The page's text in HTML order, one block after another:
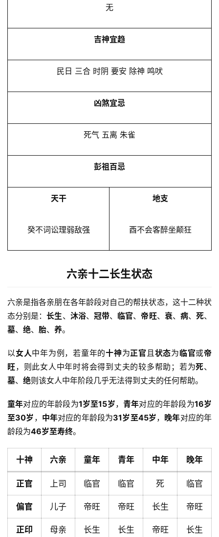
首
无
吉神宜趋
民日 三合 时阴 要安 除神 鸣吠
凶煞宜忌
死气 五离 朱雀
彭祖百忌
天干
癸不词讼理弱敌强
地支
酉不会客醉坐颠狂
六亲十二长生状态
六亲是指各亲朋在各年龄段对自己的帮扶状态，这十二种状
态分别是：长生、 沐浴、 冠带、 临官、 帝旺、 衰、 病、死、
墓、 绝、 胎、 养。
以女人中年为例，若童年的十神为正官且状态为临官或帝
旺，则此女人中年时将会得到丈夫的较多帮助；若为死、
墓、 绝则该女人中年阶段几乎无法得到丈夫的任何帮助。
童年对应的年龄段为1岁至15岁，青年对应的年龄段为16岁
至30岁 ， 中年对应的年龄段为31岁至45岁， 晚年对应的年
龄段为46岁至寿终。
十神 六亲 童年 青年 中年 晚年
正官 上司 临官 临官 死 临官
偏官 儿子 帝旺 帝旺 长生 帝旺
正印 母亲 长生 长生 帝旺 长生